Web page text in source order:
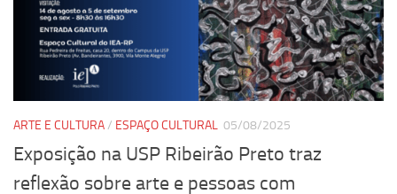
Revista Estudos Avançados
Espaço Cultural
Contato
Newsletter
ARTE E CULTURA/ ESPAÇO CULTURAL 05/08/2025
Exposição na USP Ribeirão Preto traz
reflexão sobre arte e pessoas com